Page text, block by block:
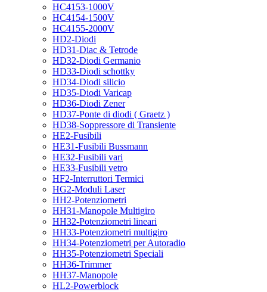
HC4153-1000V
HC4154-1500V
HC4155-2000V
HD2-Diodi
HD31-Diac & Tetrode
HD32-Diodi Germanio
HD33-Diodi schottky
HD34-Diodi silicio
HD35-Diodi Varicap
HD36-Diodi Zener
HD37-Ponte di diodi ( Graetz )
HD38-Soppressore di Transiente
HE2-Fusibili
HE31-Fusibili Bussmann
HE32-Fusibili vari
HE33-Fusibili vetro
HF2-Interruttori Termici
HG2-Moduli Laser
HH2-Potenziometri
HH31-Manopole Multigiro
HH32-Potenziometri lineari
HH33-Potenziometri multigiro
HH34-Potenziometri per Autoradio
HH35-Potenziometri Speciali
HH36-Trimmer
HH37-Manopole
HL2-Powerblock